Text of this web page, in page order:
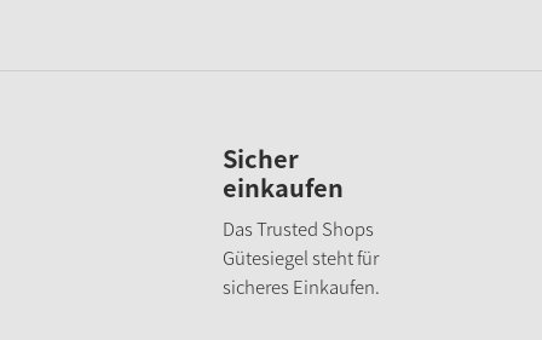
Sicher
einkaufen
Das Trusted Shops
Gütesiegel steht für
sicheres Einkaufen.